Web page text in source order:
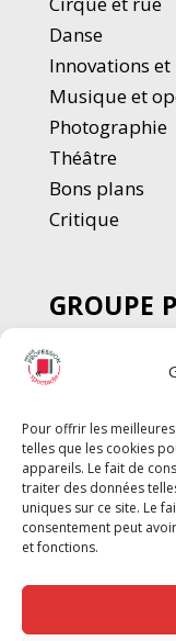
Pour offrir les
telles que les cookies
appareils. Le fait de
traiter des données
uniques sur ce site. Le
consentement peut
et fonctions.
Danse
Innovations
Musique et
Photographie
Théâtre
Bons plans
Critique
GROUPE
Chèque
Chèque
Chèque
G-Pods
Profession